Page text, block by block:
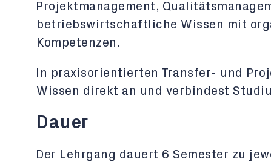
Projektmanagement,
betriebswirtschaftliche Wissen mit
Kompetenzen.
In praxisorientierten Transfer- und
Wissen direkt an und verbindest
Dauer
Der Lehrgang dauert 6 Semester zu